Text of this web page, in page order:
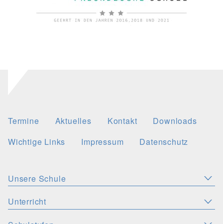
Termine Aktuelles Kontakt
Downloads
Wichtige Links
Impressum Datenschutz
Unsere Schule
Aktuelles
KONZEPTE
Christliche Akzente
Unterricht